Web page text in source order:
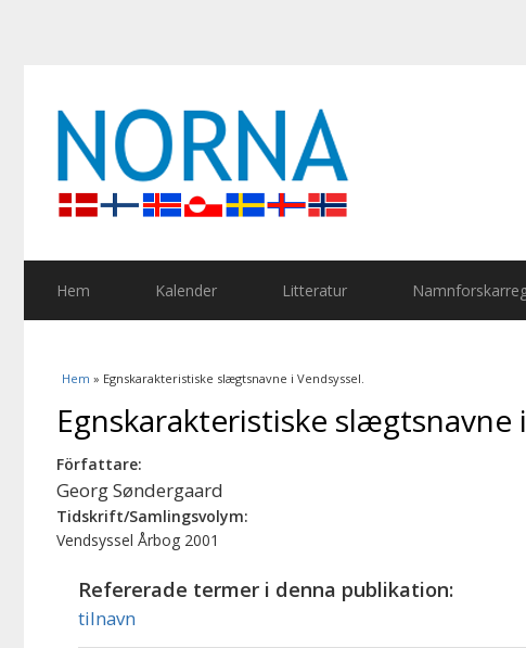
Hem Kalender Litteratur
Du är här
Hem » Egnskarakteristiske slægtsnavne i Vendsyssel.
Egnskarakteristiske slægtsnavne
Författare:
Georg Søndergaard
Tidskrift/Samlingsvolym:
Vendsyssel Årbog 2001
Refererade termer i denna publikation:
tilnavn